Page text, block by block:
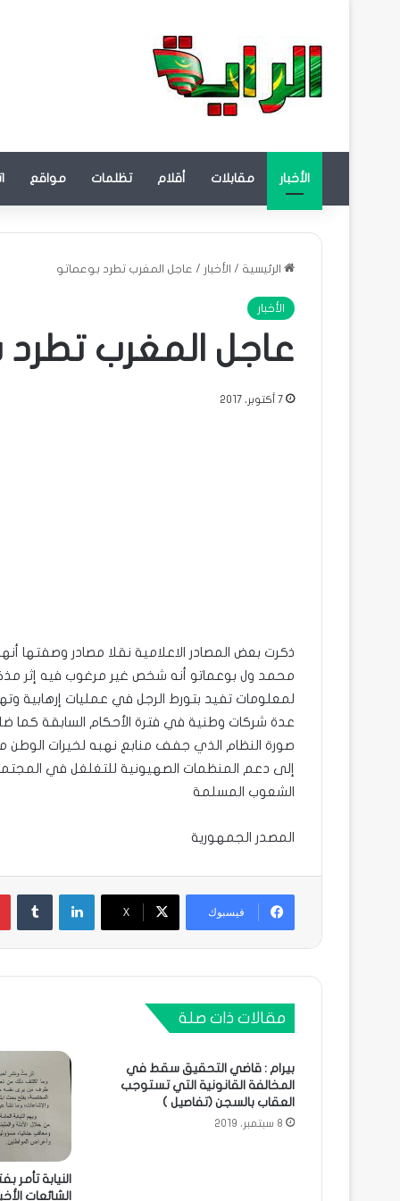
الأخبار مقابلات أقلام تظلمات مواقع
الرئيسية / الأخبار / عاجل المغرب تطرد بوعماتو
الأخبار
عاجل المغرب تطرد
7 أكتوبر، 2017
ذكرت بعض المصادر الاعلامية نقلا مصادر وصفتها
محمد ول بوعماتو أنه شخص غير مرغوب فيه إثر
لمعلومات تفيد بتورط الرجل في عمليات إرهابية
عدة شركات وطنية في فترة الأحكام السابقة كما
صورة النظام الذي جفف منابع نهبه لخيرات الوطن من
إلى دعم المنظمات الصهيونية للتغلغل في
الشعوب المسلمة
المصدر الجمهورية
فيسبوك X
لينكدإن
مقالات ذات صلة
بيرام : قاضي التحقيق سقط في
المخالفة القانونية التي تستوجب
العقاب بالسجن (تفاصيل )
8 سبتمبر، 2019
النيابة
الشائعات